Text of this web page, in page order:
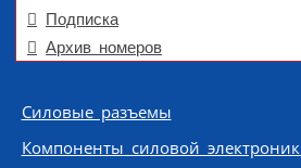
Подписка
Архив номеров
Skip to content
Силовые разъемы
Компоненты силовой